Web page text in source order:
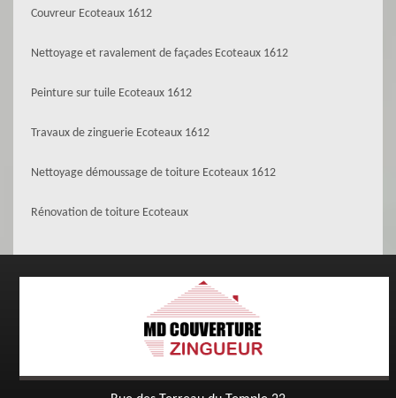
Couvreur Ecoteaux 1612
Nettoyage et ravalement de façades Ecoteaux 1612
Peinture sur tuile Ecoteaux 1612
Travaux de zinguerie Ecoteaux 1612
Nettoyage démoussage de toiture Ecoteaux 1612
Rénovation de toiture Ecoteaux